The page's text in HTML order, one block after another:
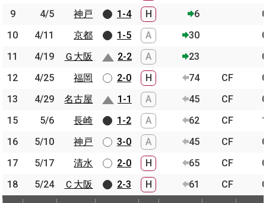
9 4/5 神戸 1-4 H 6
10
4/11 京都 1-5 A 30
11
4/19 Ｇ大阪 2-2 A 23
12
4/25 福岡 2-0 H 74 CF
13
4/29 名古屋 1-1 A 45 CF
15
5/6 長崎 1-2 A 62 CF
16
5/10 神戸 3-0 A 45 CF
17
5/17 清水 2-0 H 65 CF
18
5/24 Ｃ大阪 2-3 H 61 CF
9 4/5
神戸
10
4/11
京都
11
4/19
Ｇ大阪
12
4/25
福岡
13
4/29
名古屋
15
5/6
長崎
16
5/10
神戸
17
5/17
清水
18
5/24 Ｃ大阪